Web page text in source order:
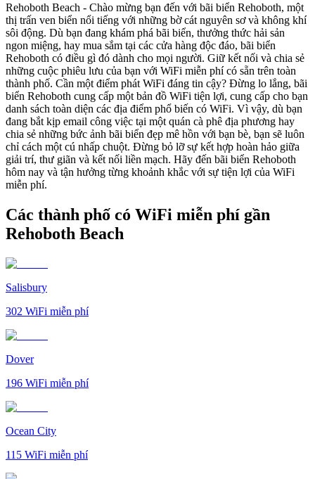
Rehoboth Beach - Chào mừng bạn đến với bãi biển Rehoboth, một
thị trấn ven biển nổi tiếng với những bờ cát nguyên sơ và không khí
sôi động. Dù bạn đang khám phá bãi biển, thưởng thức hải sản
ngon miệng, hay mua sắm tại các cửa hàng độc đáo, bãi biển
Rehoboth có điều gì đó dành cho mọi người. Giữ kết nối và chia sẻ
những cuộc phiêu lưu của bạn với WiFi miễn phí có sẵn trên toàn
thành phố. Cần một điểm phát WiFi đáng tin cậy? Đừng lo lắng, bãi
biển Rehoboth cung cấp một bản đồ WiFi tiện lợi, cung cấp cho bạn
danh sách toàn diện các địa điểm phổ biến có WiFi. Vì vậy, dù bạn
đang bắt kịp email công việc tại một quán cà phê địa phương hay
chia sẻ những bức ảnh bãi biển đẹp mê hồn với bạn bè, bạn sẽ luôn
chỉ cách một cú nhấp chuột. Đừng bỏ lỡ sự kết hợp hoàn hảo giữa
giải trí, thư giãn và kết nối liền mạch. Hãy đến bãi biển Rehoboth
hôm nay và tận hưởng từng khoảnh khắc với sự tiện lợi của WiFi
miễn phí.
Các thành phố có WiFi miễn phí gần
Rehoboth Beach
Salisbury
302 WiFi miễn phí
Dover
196 WiFi miễn phí
Ocean City
115 WiFi miễn phí